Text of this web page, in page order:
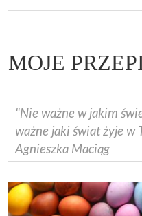
MOJE
"Nie ważne w jakim
ważne jaki świat żyje w
Agnieszka Maciąg